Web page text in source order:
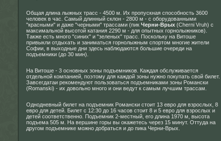
Общая длина лыжных трасс - 4500 м. Их пропускная способность 3600
человек в час. Самый длинный склон - 2800 м - с оборудованными
"красными" и даже "черными" трассами (пик Черни-Врых (Cherni Vruh) с
максимальной высотой катания 2290 м - для опытных горнолыжников).
Также есть много "синих" и "зеленых" трасс. Поскольку на Витоше
привыкли отдыхать и заниматься горнолыжным спортом многие жители
Софии, в выходные дни здесь наблюдаются большие очереди на
подъемники (до 30 мин).
На Витоше - 3 основных зоны подъемников. Каждая обслуживается
отдельной компанией, поэтому для каждой зоны нужно покупать свой билет.
Завсегдатаи рекомендуют пользоваться подъемниками зоны Романски
(Romanski) - их довольно много и они ведут к самым лучшим трассам.
Однодневный билет на подъемник Романски стоит 13 евро для взрослых, 8
евро для детей. Билет с 12:30 до 16 часов стоит 8 и 5 евро для взрослых и
детей соответственно. Подъемник 2-местный, его длина 1970 м, высота
подъема 505 м. На вершине горы вы окажетесь через 15 минут. Оттуда на
другом подъемнике можно добраться и до пика Черни-Врых.